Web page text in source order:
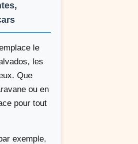
le
les
Que
ou en
pour tout
exemple,